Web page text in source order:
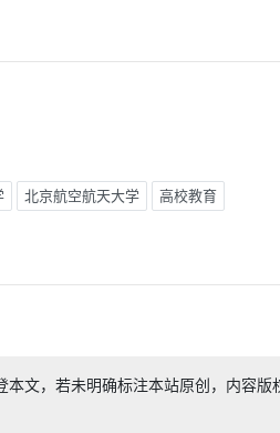
北京航空航天大学 高校教育
本文，若未明确标注本站原创，内容